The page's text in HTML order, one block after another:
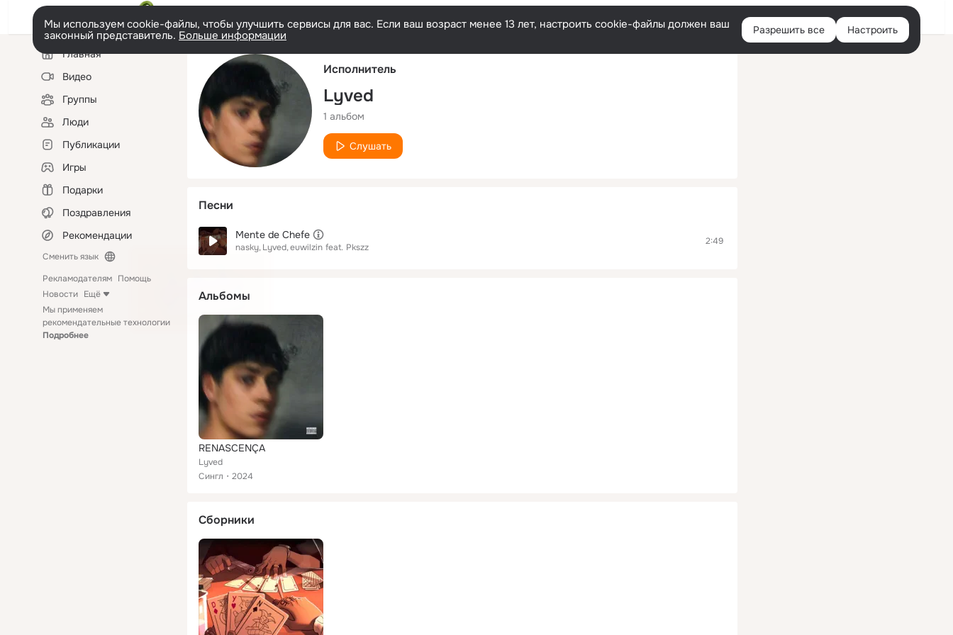
Русский Войти
Мы используем cookie-файлы, чтобы улучшить сервисы для вас. Если ваш возраст менее 13 лет, настроить cookie-файлы должен ваш
законный представитель. Больше информации Разрешить все Настроить
Левая
колонкаГлавная
Видео
Группы
Люди
Публикации
Игры
Подарки
Поздравления
Рекомендации
Сменить язык
Рекламодателям Помощь
Новости Ещё
Мы применяем
рекомендательные технологии
Подробнее
Исполнитель
Lyved
1 альбом
Слушать
Песни
Mente de Chefe
nasky Lyved euwilzin feat. Pkszz
2:49
Альбомы
RENASCENÇA
Lyved
Сингл
2024
Сборники